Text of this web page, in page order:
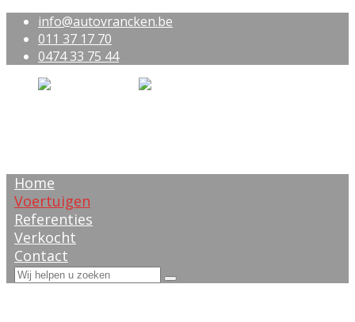
info@autovrancken.be
011 37 17 70
0474 33 75 44
Home
Voertuigen
Referenties
Verkocht
Contact